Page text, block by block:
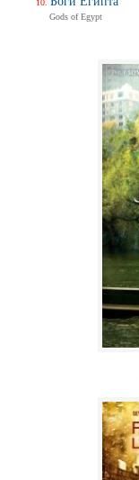
Gods of Egypt